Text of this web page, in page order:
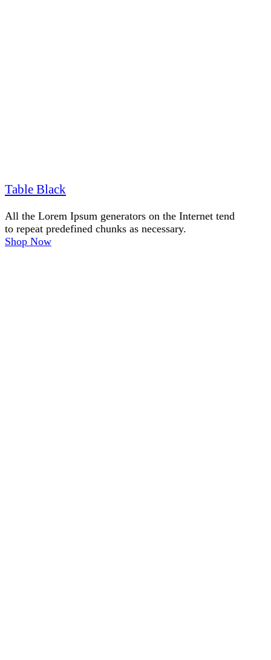
Table Black
All the Lorem Ipsum generators on the Internet tend
to repeat predefined chunks as necessary.
Shop Now